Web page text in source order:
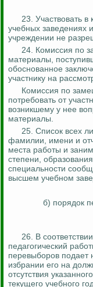
23. Участвовать
учебных заведениях
учреждении не
24. Комиссия по
материалы,
обоснованное
участнику на
Комиссия по
потребовать от
возникшему у нее
материалы.
25. Список всех
фамилии, имени и
места работы и
степени,
специальности
высшем учебном
б) порядок
26. В
педагогический
перевыборов подает
избрании его на
отсутствия
текущего учебного